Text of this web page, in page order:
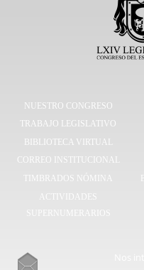
NUESTRO CONGRESO
TRABAJO LEGISLATIVO
BIBLIOTECA VIRTUAL
CORREO INSTITUCIONAL
TIMBRADOS NÓMINA
ACTIVIDADES
SUPERNUMERARIOS